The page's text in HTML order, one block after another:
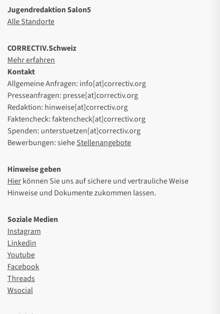
Jugendredaktion Salon5
Alle Standorte
CORRECTIV.Schweiz
Mehr erfahren
Kontakt
Allgemeine Anfragen: info[at]correctiv.org
Presseanfragen: presse[at]correctiv.org
Redaktion: hinweise[at]correctiv.org
Faktencheck: faktencheck[at]correctiv.org
Spenden: unterstuetzen[at]correctiv.org
Bewerbungen: sieheStellenangebote
Hinweise geben
Hierkönnen Sie uns auf sichere und vertrauliche Weise
Hinweise und Dokumente zukommen lassen.
Soziale Medien
Instagram
Linkedin
Youtube
Facebook
Threads
Wsocial